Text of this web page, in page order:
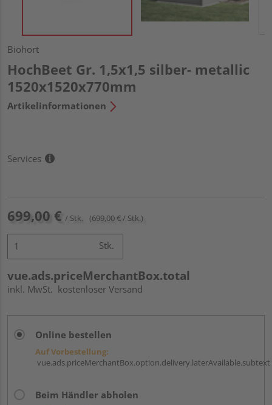
Biohort
HochBeet Gr. 1,5x1,5 silber- metallic
1520x1520x770mm
Artikelinformationen
Services
699,00 € / Stk. (699,00 € / Stk.)
Stk.
vue.ads.priceMerchantBox.total
inkl. MwSt. kostenloser Versand
Online bestellen
Auf Vorbestellung:
vue.ads.priceMerchantBox.option.delivery.laterAvailable.subtext
Beim Händler abholen